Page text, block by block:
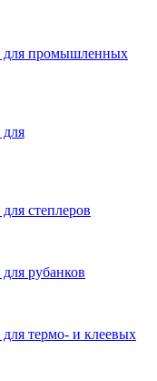
для промышленных
степлеров
рубанков
термо- и клеевых